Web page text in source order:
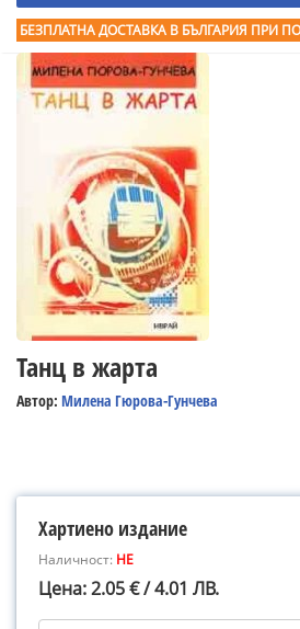
БЕЗПЛАТНА ДОСТАВКА В БЪЛГАРИЯ ПРИ
Танц в жарта
Автор: Милена Гюрова-Гунчева
Хартиено издание
Наличност: НЕ
Цена: 2.05 € / 4.01 ЛВ.